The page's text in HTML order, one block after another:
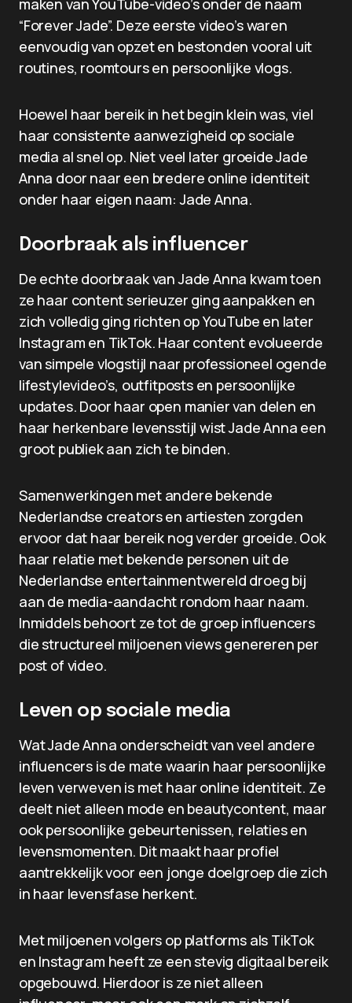
maken van YouTube-video’s onder de naam
“Forever Jade”. Deze eerste video’s waren
eenvoudig van opzet en bestonden vooral uit
routines, roomtours en persoonlijke vlogs.
Hoewel haar bereik in het begin klein was, viel
haar consistente aanwezigheid op sociale
media al snel op. Niet veel later groeide Jade
Anna door naar een bredere online identiteit
onder haar eigen naam: Jade Anna.
Doorbraak als influencer
De echte doorbraak van Jade Anna kwam toen
ze haar content serieuzer ging aanpakken en
zich volledig ging richten op YouTube en later
Instagram en TikTok. Haar content evolueerde
van simpele vlogstijl naar professioneel ogende
lifestylevideo’s, outfitposts en persoonlijke
updates. Door haar open manier van delen en
haar herkenbare levensstijl wist Jade Anna een
groot publiek aan zich te binden.
Samenwerkingen met andere bekende
Nederlandse creators en artiesten zorgden
ervoor dat haar bereik nog verder groeide. Ook
haar relatie met bekende personen uit de
Nederlandse entertainmentwereld droeg bij
aan de media-aandacht rondom haar naam.
Inmiddels behoort ze tot de groep influencers
die structureel miljoenen views genereren per
post of video.
Leven op sociale media
Wat Jade Anna onderscheidt van veel andere
influencers is de mate waarin haar persoonlijke
leven verweven is met haar online identiteit. Ze
deelt niet alleen mode en beautycontent, maar
ook persoonlijke gebeurtenissen, relaties en
levensmomenten. Dit maakt haar profiel
aantrekkelijk voor een jonge doelgroep die zich
in haar levensfase herkent.
Met miljoenen volgers op platforms als TikTok
en Instagram heeft ze een stevig digitaal bereik
opgebouwd. Hierdoor is ze niet alleen